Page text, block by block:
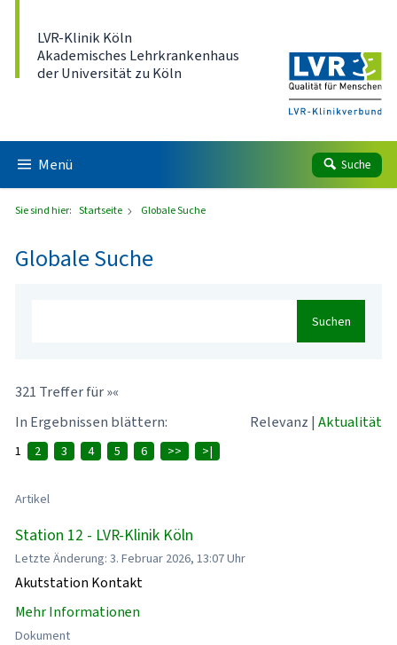
LVR-Klinik Köln
Akademisches Lehrkrankenhaus
der Universität zu Köln
Menü Suche
Sie sind hier: Startseite Globale Suche
Globale Suche
Suchen
321 Treffer für »«
In Ergebnissen blättern:
Relevanz | Aktualität
1 2 3 4 5 6 >> >|
Artikel
Station 12 - LVR-Klinik Köln
Letzte Änderung: 3. Februar 2026, 13:07 Uhr
Akutstation Kontakt
Mehr Informationen
Dokument